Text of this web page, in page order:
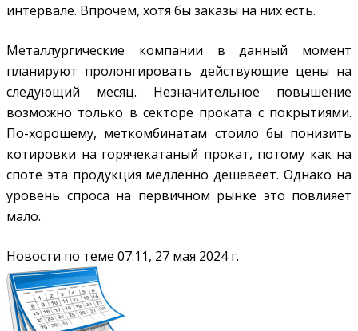
интервале. Впрочем, хотя бы заказы на них есть.
Металлургические компании в данный момент
планируют пролонгировать действующие цены на
следующий месяц. Незначительное повышение
возможно только в секторе проката с покрытиями.
По-хорошему, меткомбинатам стоило бы понизить
котировки на горячекатаный прокат, потому как на
споте эта продукция медленно дешевеет. Однако на
уровень спроса на первичном рынке это повлияет
мало.
Новости по теме 07:11, 27 мая 2024 г.